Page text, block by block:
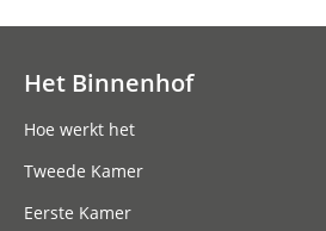
Het Binnenhof
Hoe werkt het
Tweede Kamer
Eerste Kamer